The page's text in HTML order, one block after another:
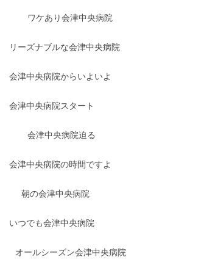
ワケあり会津中央病院
リーズナブルな会津中央病院
会津中央病院からいよいよ
会津中央病院スタート
会津中央病院迫る
会津中央病院の時間ですよ
朝の会津中央病院
いつでも会津中央病院
オールシーズン会津中央病院